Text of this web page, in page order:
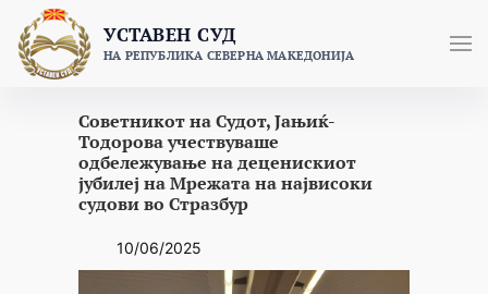
content
УСТАВЕН СУД
НА РЕПУБЛИКА СЕВЕРНА МАКЕДОНИЈА
Советникот на Судот, Јањиќ-
Тодорова учествуваше
одбележување на деценискиот
јубилеј на Мрежата на највисоки
судови во Стразбур
10/06/2025